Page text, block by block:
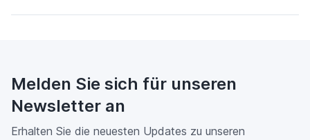
Melden Sie sich für unseren
Newsletter an
Erhalten Sie die neuesten Updates zu unseren